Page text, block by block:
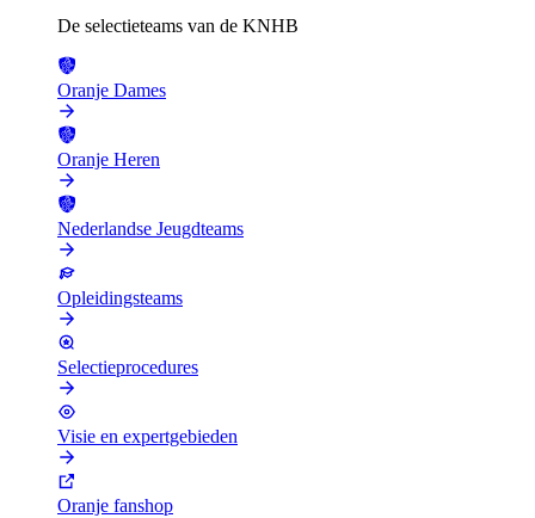
De selectieteams van de KNHB
Oranje Dames
Oranje Heren
Nederlandse Jeugdteams
Opleidingsteams
Selectieprocedures
Visie en expertgebieden
Oranje fanshop